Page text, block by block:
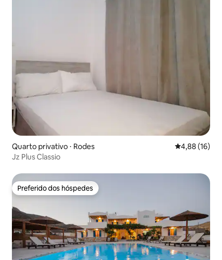
Quarto privativo ⋅ Rodes 4,88 de uma
4,88 (16)
Jz Plus Classio
Preferido dos hóspedes
Preferido dos hóspedes